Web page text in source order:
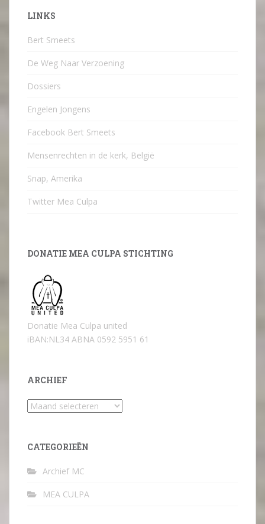
LINKS
Bert Smeets
De Weg Naar Verzoening
Dossiers
Engelen Jongens
Facebook Bert Smeets
Mensenrechten in de kerk, België
Snap, Amerika
Twitter Mea Culpa
DONATIE MEA CULPA STICHTING
Donatie Mea Culpa united
iBAN:NL34 ABNA 0592 5951 61
ARCHIEF
Archief
CATEGORIEËN
Archief MC
MEA CULPA